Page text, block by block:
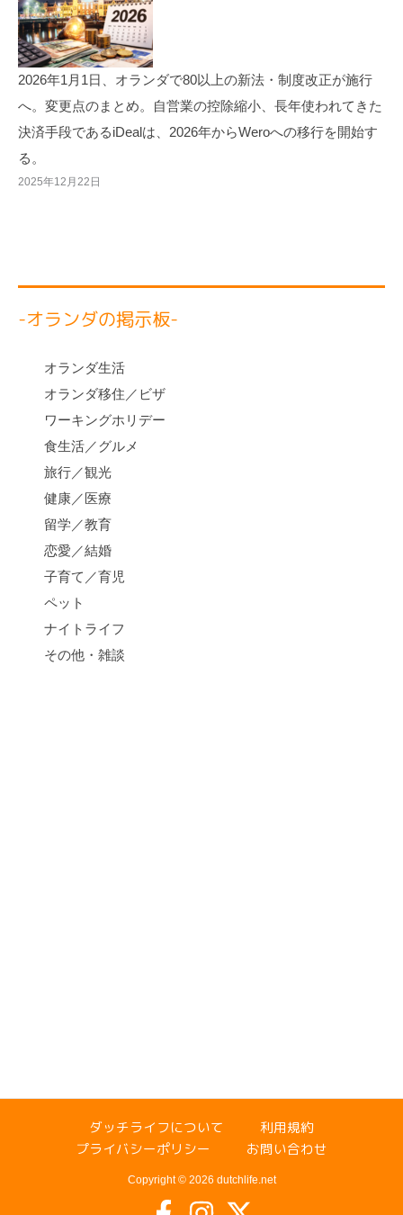
2026年1月1日、オランダで80以上の新法・制度改正が施行
へ。変更点のまとめ。自営業の控除縮小、長年使われてきた
決済手段であるiDealは、2026年からWeroへの移行を開始す
る。
2025年12月22日
-オランダの掲示板-
オランダ生活
オランダ移住／ビザ
ワーキングホリデー
食生活／グルメ
旅行／観光
健康／医療
留学／教育
恋愛／結婚
子育て／育児
ペット
ナイトライフ
その他・雑談
ダッチライフについて
利用規約
プライバシーポリシー
お問い合わせ
Copyright © 2026 dutchlife.net